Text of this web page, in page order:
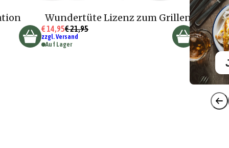
Wundertüte Lizenz zum Grillen
€ 14,95€ 21,95
zzgl. Versand
Auf Lager